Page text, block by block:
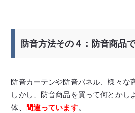
防音方法その４：防音商品
防音カーテンや防音パネル、様々な
しかし、防音商品を買って何とかし
体、
間違っています。